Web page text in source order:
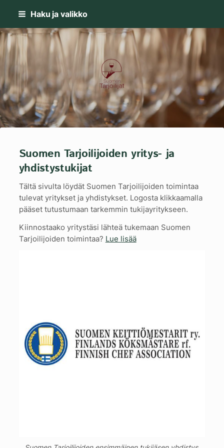
Siirry
sisältöön
Haku ja valikko
Suomen Tarjoilijat-kilta ry
Suomen Tarjoilijoiden yritys- ja
yhdistystukijat
Tältä sivulta löydät Suomen Tarjoilijoiden toimintaa
tulevat yritykset ja yhdistykset. Logosta klikkaamalla
pääset tutustumaan tarkemmin tukijayritykseen.
Kiinnostaako yritystäsi lähteä tukemaan Suomen
Tarjoilijoiden toimintaa? Lue lisää